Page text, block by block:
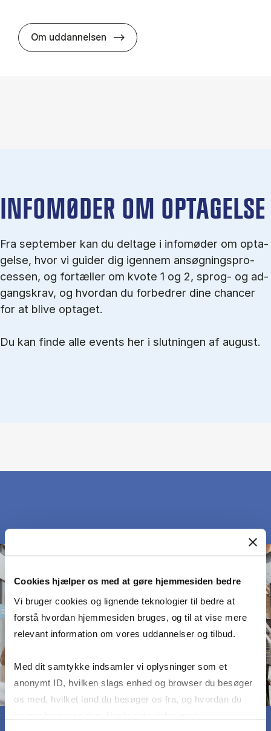
Cookies hjælper os med at gøre hjemmesiden bedre
Vi bruger cookies og lignende teknologier til bedre at
forstå hvordan hjemmesiden bruges, og til at vise mere
relevant information om vores uddannelser og tilbud.
Med dit samtykke indsamler vi oplysninger som et
anonymt ID, hvilken slags enhed og browser du besøger
os med, hvilket land du besøger os fra, og hvordan du
Om uddannelsen BSc in In­ter­na­tion­al Busi­ness
IN­FO­MØ­DER OM OP­TA­GEL­SE
Fra september kan du del­tage i in­fo­mø­der om op­ta­
gel­se, hvor vi gu­i­der dig igen­nem an­søg­nings­pro­
ces­sen, og for­tæl­ler om kvo­te 1 og 2, sprog- og ad­
gangs­krav, og hvordan du forbedrer dine chancer
for at blive optaget.
Du kan finde alle events her i slutningen af august.